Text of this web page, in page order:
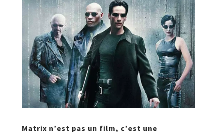
Matrix n’est pas un film, c’est une